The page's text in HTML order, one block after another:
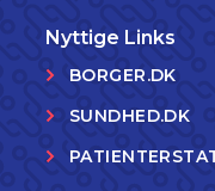
Nyttige Links
BORGER.DK
SUNDHED.DK